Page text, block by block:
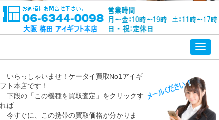
いらっしゃいませ！ケータイ買取No1アイギ
フト本店です！
下段の「この機種を買取査定」をクリックす
れば
今すぐに、この携帯の買取価格が分かりま